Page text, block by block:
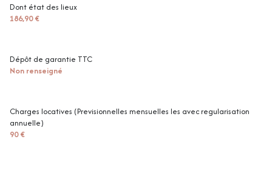
Dont état des lieux
186,90 €
Dépôt de garantie TTC
Non renseigné
Charges locatives (Previsionnelles mensuelles les avec regularisation
annuelle)
90 €